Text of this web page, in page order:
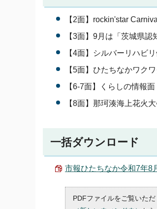
【2面】rockin'star Carnival
【3面】9月は「茨城県
【4面】シルバーリハビ
【5面】ひたちなかワク
【6-7面】くらしの情報面
【8面】那珂湊海上花火
一括ダウンロード
市報ひたちなか令和7年8
PDFファイルをご覧いた